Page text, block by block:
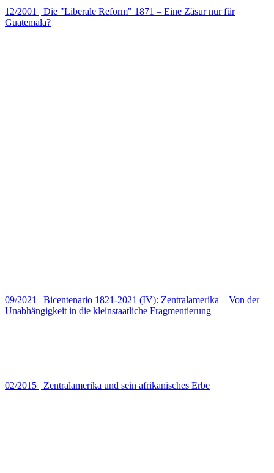
12/2001 | Die "Liberale Reform" 1871 – Eine Zäsur nur für
Guatemala?
09/2021 | Bicentenario 1821-2021 (IV): Zentralamerika – Von der
Unabhängigkeit in die kleinstaatliche Fragmentierung
02/2015 | Zentralamerika und sein afrikanisches Erbe